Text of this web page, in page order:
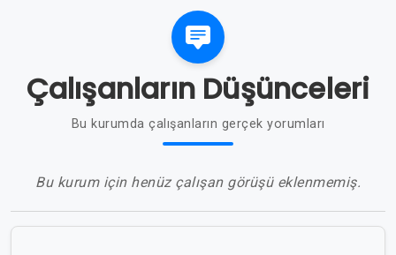
Çalışanların Düşünceleri
Bu kurumda çalışanların gerçek yorumları
Bu kurum için henüz çalışan görüşü eklenmemiş.